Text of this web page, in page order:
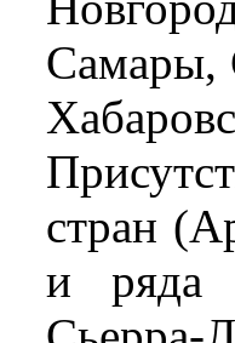
Самары,
стран
и ряда